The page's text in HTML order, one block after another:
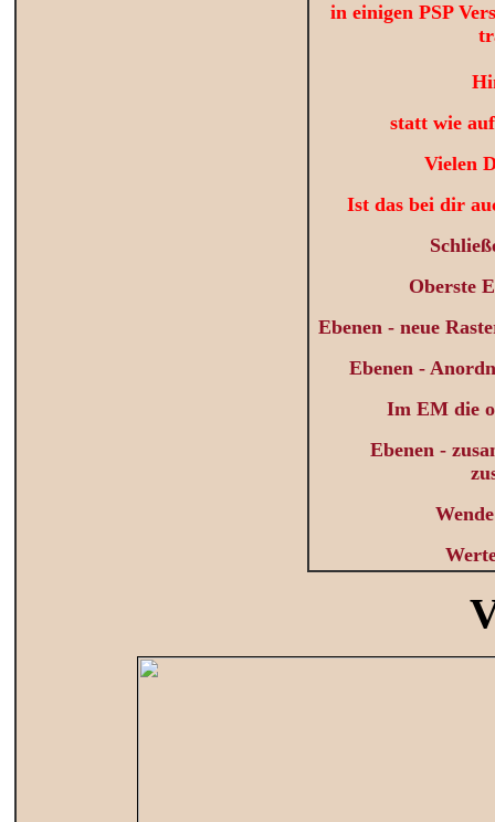
in einigen PSP
statt wie
Vielen
Ist das bei dir
Oberste
Ebenen - neue
Ebenen -
Im EM die
Ebenen -